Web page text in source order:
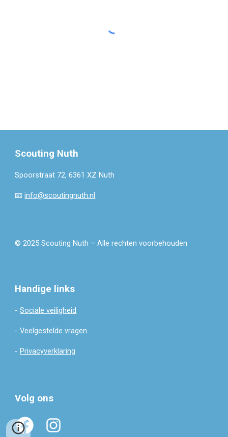
Scouting Nuth
Spoorstraat 72, 6361 XZ Nuth
📧info@scoutingnuth.nl
© 2025 Scouting Nuth – Alle rechten voorbehouden
Handige links
-Sociale veiligheid
-Veelgestelde vragen
-Privacyverklaring
Volg ons